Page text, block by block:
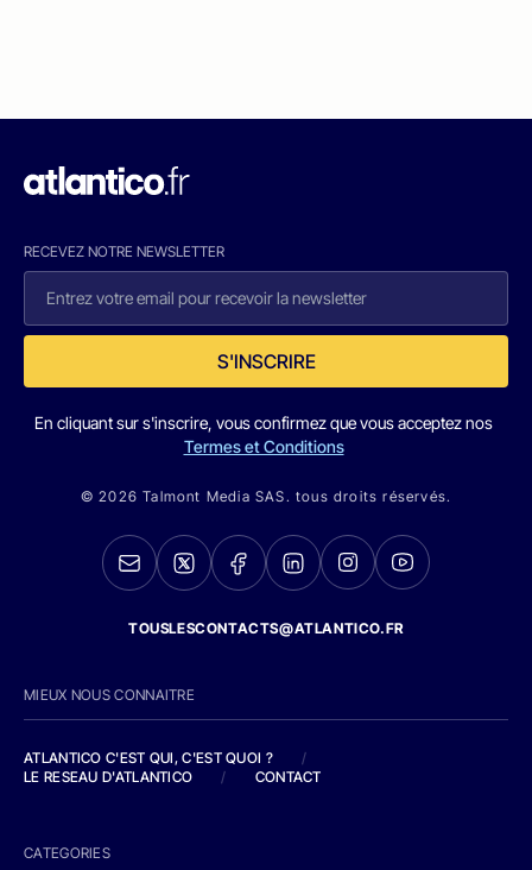
RECEVEZ NOTRE NEWSLETTER
S'INSCRIRE
En cliquant sur s'inscrire, vous confirmez que vous acceptez nos
Termes et Conditions
© 2026 Talmont Media SAS. tous droits réservés.
TOUSLESCONTACTS@ATLANTICO.FR
MIEUX NOUS CONNAITRE
ATLANTICO C'EST QUI, C'EST QUOI ?
/
LE RESEAU D'ATLANTICO
/ CONTACT
CATEGORIES